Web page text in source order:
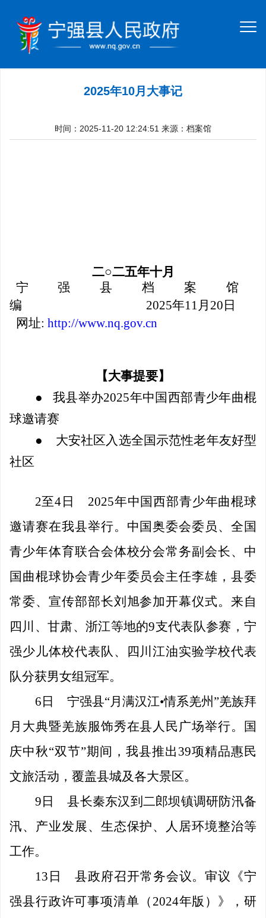
2025年10月大事记
时间：2025-11-20 12:24:51 来源：档案馆
二○二五年十月
宁
强 县 档 案
馆
编 2025年11月20日
网址: http://www.nq.gov.cn
【大事提要】
● 我县举办2025年中国西部青少年曲棍
球邀请赛
●
大安社区入选全国示范性老年友好型
社区
2至4日
2025年中国西部青少年曲棍球
邀请赛在我县举行。中国奥委会委员、全国
青少年体育联合会体校分会常务副会长、中
国曲棍球协会青少年委员会主任李雄，县委
常委、宣传部部长刘旭参加开幕仪式。来自
四川、甘肃、浙江等地的9支代表队参赛，宁
强少儿体校代表队、四川江油实验学校代表
队分获男女组冠军。
6日
宁强县“月满汉江•情系羌州”羌族拜
月大典暨羌族服饰秀在县人民广场举行。国
庆中秋“双节”期间，我县推出39项精品惠民
文旅活动，覆盖县城及各大景区。
9日
县长秦东汉到二郎坝镇调研防汛备
汛、产业发展、生态保护、人居环境整治等
工作。
13日
县政府召开常务会议。审议《宁
强县行政许可事项清单（ 2024年版）》，研